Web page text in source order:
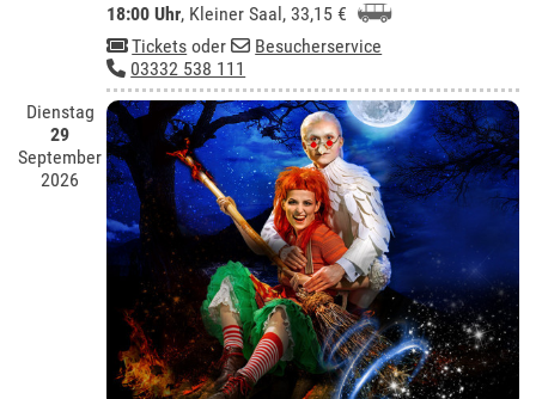
18:00 Uhr, Kleiner Saal, 33,15 €
Tickets oder
Besucherservice
03332 538 111
Dienstag
29
September
2026